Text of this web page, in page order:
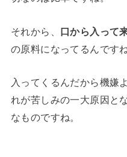
それから、 口から入って
の原料になってるんです
入ってくるんだから機嫌
れが苦しみの一大原因と
なものですね。